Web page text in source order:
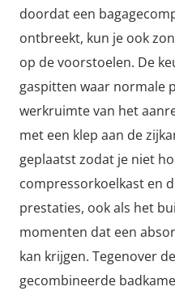
doordat een
ontbreekt, kun je ook
op de voorstoelen. De
gaspitten waar normale
werkruimte van het
met een klep aan de
geplaatst zodat je niet
compressorkoelkast en
prestaties, ook als het
momenten dat een
kan krijgen. Tegenover
gecombineerde